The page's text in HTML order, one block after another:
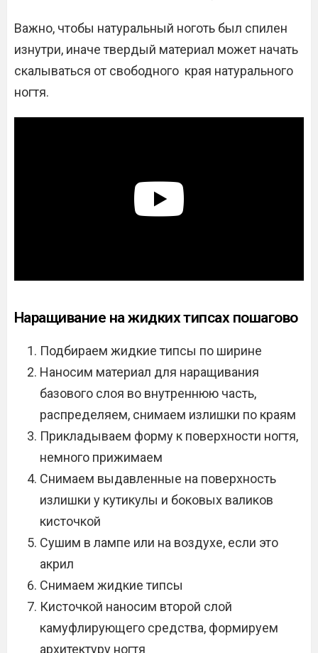
Важно, чтобы натуральный ноготь был спилен
изнутри, иначе твердый материал может начать
скалываться от свободного края натурального
ногтя.
Наращивание на жидких типсах пошагово
Подбираем жидкие типсы по ширине
Наносим материал для наращивания
базового слоя во внутреннюю часть,
распределяем, снимаем излишки по краям
Прикладываем форму к поверхности ногтя,
немного прижимаем
Снимаем выдавленные на поверхность
излишки у кутикулы и боковых валиков
кисточкой
Сушим в лампе или на воздухе, если это
акрил
Снимаем жидкие типсы
Кисточкой наносим второй слой
камуфлирующего средства, формируем
архитектуру ногтя